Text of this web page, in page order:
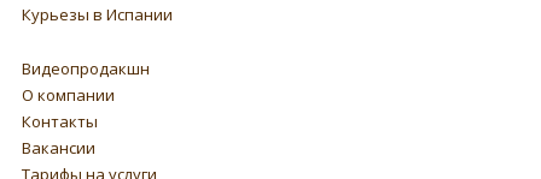
Курьезы в Испании
Видеопродакшн
О компании
Контакты
Вакансии
Тарифы на услуги